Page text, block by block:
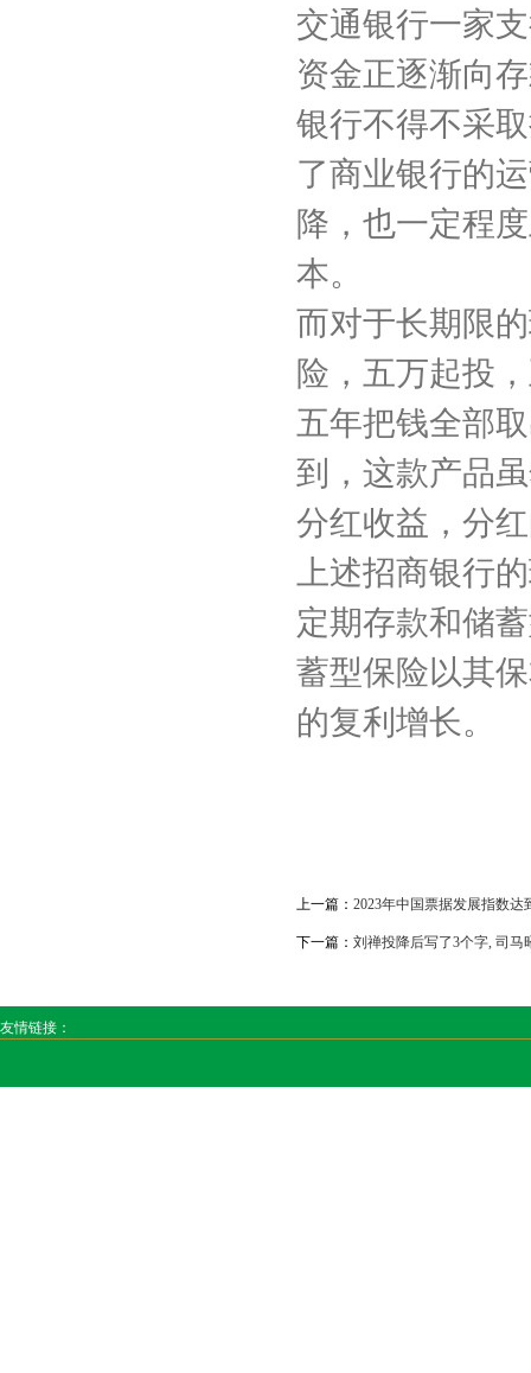
交通银行一家
资金正逐渐向
银行不得不采
了商业银行的
降，也一定程
本。
而对于长期限
险，五万起投
五年把钱全部
到，这款产品
分红收益，分
上述招商银行
定期存款和储
蓄型保险以其
的复利增长。
上一篇： 2023年中国票据发展指数
下一篇： 刘禅投降后写了3个字, 司马
友情链接：